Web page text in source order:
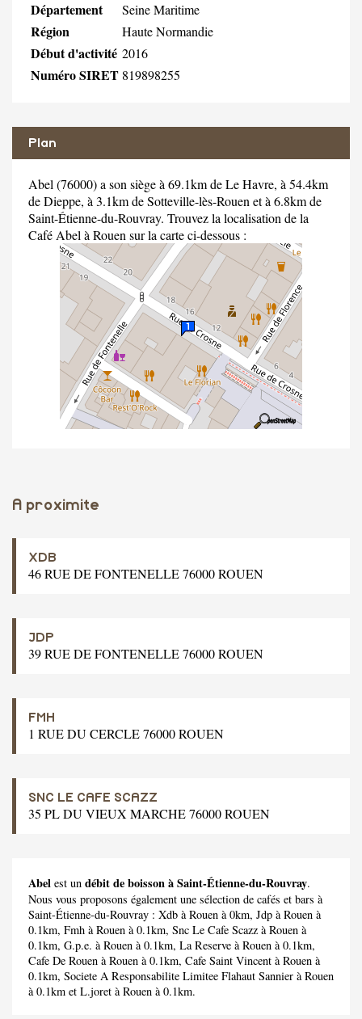
Département Seine Maritime
Région Haute Normandie
Début d'activité 2016
Numéro SIRET 819898255
Plan
Abel (76000) a son siège à 69.1km de Le Havre, à 54.4km
de Dieppe, à 3.1km de Sotteville-lès-Rouen et à 6.8km de
Saint-Étienne-du-Rouvray. Trouvez la localisation de la
Café Abel à Rouen sur la carte ci-dessous :
A proximite
XDB
46 RUE DE FONTENELLE 76000 ROUEN
JDP
39 RUE DE FONTENELLE 76000 ROUEN
FMH
1 RUE DU CERCLE 76000 ROUEN
SNC LE CAFE SCAZZ
35 PL DU VIEUX MARCHE 76000 ROUEN
Abel est un débit de boisson à Saint-Étienne-du-Rouvray.
Nous vous proposons également une sélection de cafés et bars à
Saint-Étienne-du-Rouvray : Xdb à Rouen à 0km, Jdp à Rouen à
0.1km, Fmh à Rouen à 0.1km, Snc Le Cafe Scazz à Rouen à
0.1km, G.p.e. à Rouen à 0.1km, La Reserve à Rouen à 0.1km,
Cafe De Rouen à Rouen à 0.1km, Cafe Saint Vincent à Rouen à
0.1km, Societe A Responsabilite Limitee Flahaut Sannier à Rouen
à 0.1km et L.joret à Rouen à 0.1km.